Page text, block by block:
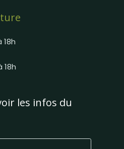
18h
18h
les infos du